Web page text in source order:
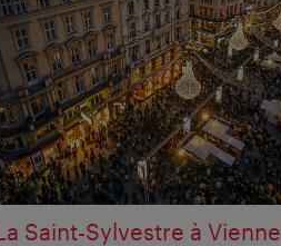
Saint-Sylvestre à Vienne